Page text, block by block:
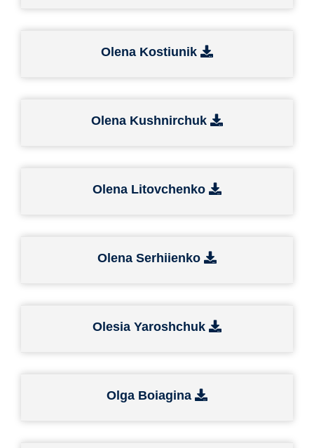
Olena Kostiunik
Olena Kushnirchuk
Olena Litovchenko
Olena Serhiienko
Olesia Yaroshchuk
Olga Boiagina